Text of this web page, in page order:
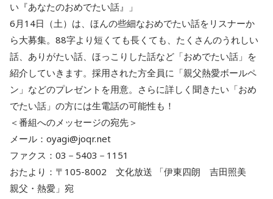
い『あなたのおめでたい話』」
6月14日（土）は、ほんの些細なおめでたい話をリスナーか
ら大募集。88字より短くても長くても、たくさんのうれしい
話、ありがたい話、ほっこりした話など「おめでたい話」を
紹介していきます。採用された方全員に「親父熱愛ボールペ
ン」などのプレゼントを用意。さらに詳しく聞きたい「おめ
でたい話」の方には生電話の可能性も！
＜番組へのメッセージの宛先＞
メール：oyagi@joqr.net
ファクス：03－5403－1151
おたより：〒105-8002 文化放送 「伊東四朗 吉田照美
親父・熱愛」宛